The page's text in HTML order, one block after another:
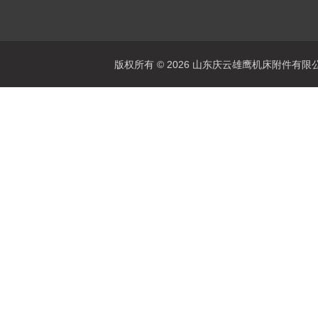
版权所有 © 2026 山东庆云雄鹰机床附件有